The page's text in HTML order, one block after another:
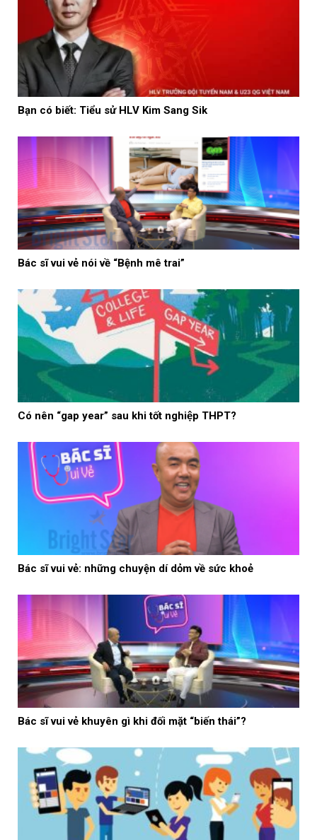
Bạn có biết: Tiểu sử HLV Kim Sang Sik
Bác sĩ vui vẻ nói về “Bệnh mê trai”
Có nên “gap year” sau khi tốt nghiệp THPT?
Bác sĩ vui vẻ: những chuyện dí dỏm về sức khoẻ
Bác sĩ vui vẻ khuyên gì khi đối mặt “biến thái”?